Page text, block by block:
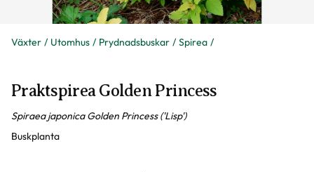
Växter Utomhus Prydnadsbuskar Spirea
Praktspirea Golden Princess
Spiraea japonica Golden Princess ('Lisp')
Buskplanta